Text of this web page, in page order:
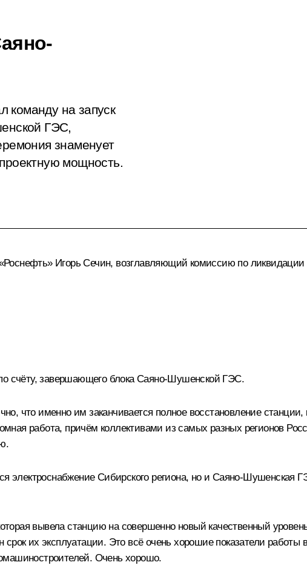
команду на запуск
ГЭС,
знаменует
мощность.
Игорь Сечин, возглавляющий комиссию по
счёту, завершающего блока Саяно-Шушенской ГЭС.
что именно им заканчивается полное восстановление станции,
работа, причём коллективами из самых разных регионов
электроснабжение Сибирского региона, но и Саяно-Шушенская
вывела станцию на совершенно новый качественный
их эксплуатации. Это всё очень хорошие показатели
Очень хорошо.